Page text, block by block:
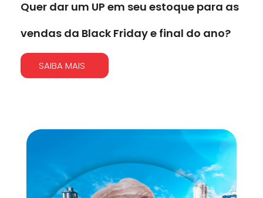
Quer dar um UP em seu estoque para as
vendas da Black Friday e final do ano?
SAIBA MAIS